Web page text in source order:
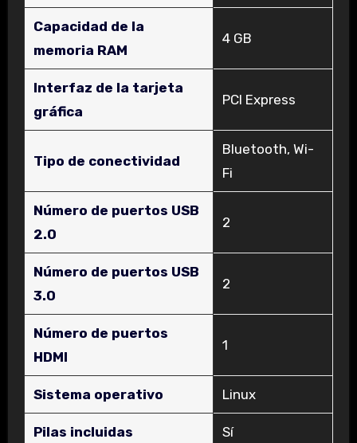
Capacidad de la
memoria RAM
‎4 GB
Interfaz de la tarjeta
gráfica
‎PCI Express
Tipo de conectividad
‎Bluetooth, Wi-
Fi
Número de puertos USB
2.0
‎2
Número de puertos USB
3.0
‎2
Número de puertos
HDMI
‎1
Sistema operativo ‎Linux
Pilas incluidas ‎Sí